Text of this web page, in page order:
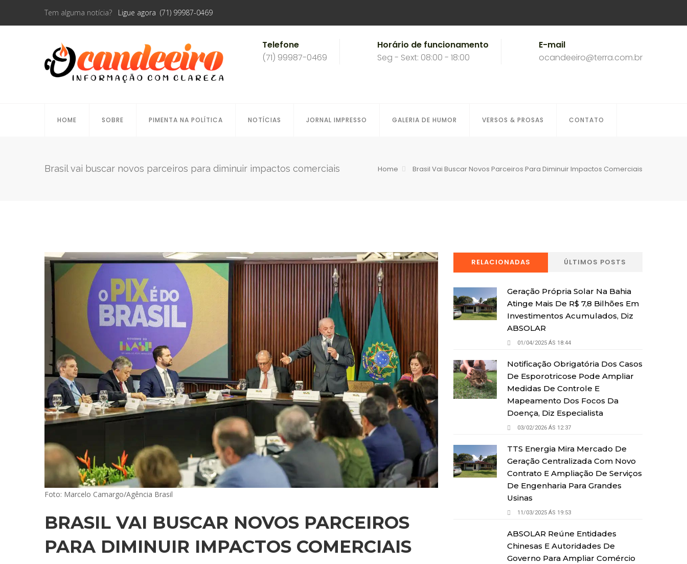
Tem alguma notícia? Ligue agora (71) 99987-0469
Telefone
(71) 99987-0469
Horário de funcionamento
Seg - Sext: 08:00 - 18:00
E-mail
ocandeeiro@terra.com.br
HOME SOBRE PIMENTA NA POLÍTICA NOTÍCIAS JORNAL IMPRESSO GALERIA DE HUMOR VERSOS & PROSAS CONTATO
Brasil vai buscar novos parceiros para diminuir impactos comerciais Home Brasil Vai Buscar Novos Parceiros Para Diminuir Impactos Comerciais
Foto: Marcelo Camargo/Agência Brasil
BRASIL VAI BUSCAR NOVOS PARCEIROS
PARA DIMINUIR IMPACTOS COMERCIAIS
RELACIONADAS ÚLTIMOS POSTS
Geração Própria Solar Na Bahia
Atinge Mais De R$ 7,8 Bilhões Em
Investimentos Acumulados, Diz
ABSOLAR
01/04/2025 ÁS 18:44
Notificação Obrigatória Dos Casos
De Esporotricose Pode Ampliar
Medidas De Controle E
Mapeamento Dos Focos Da
Doença, Diz Especialista
03/02/2026 ÁS 12:37
TTS Energia Mira Mercado De
Geração Centralizada Com Novo
Contrato E Ampliação De Serviços
De Engenharia Para Grandes
Usinas
11/03/2025 ÁS 19:53
ABSOLAR Reúne Entidades
Chinesas E Autoridades De
Governo Para Ampliar Comércio